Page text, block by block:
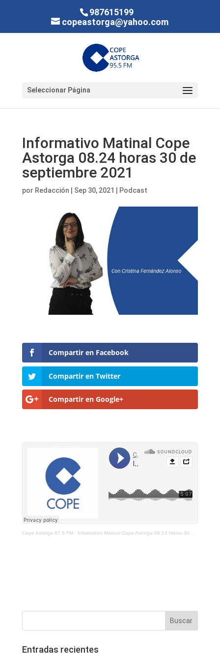
987615199
copeastorga@yahoo.com
Seleccionar Página
Informativo Matinal Cope
Astorga 08.24 horas 30 de
septiembre 2021
por Redacción Sep 30, 2021 Podcast
Compartir en Facebook
Compartir en Twitter
Compartir en Google+
Cope Astorga 87.6 FM· Informativo Matinal Cope Astorga 08.24 Horas 30 de Septiembre 2021
Entradas recientes